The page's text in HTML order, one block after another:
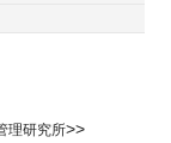
理研究所>>